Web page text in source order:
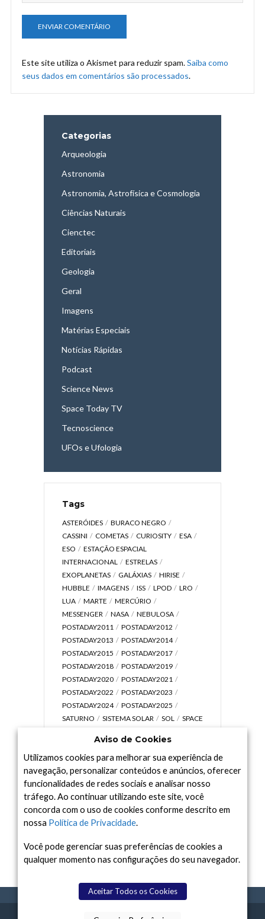
Este site utiliza o Akismet para reduzir spam.Saiba como
seus dados em comentários são processados.
Categorias
Arqueologia
Astronomia
Astronomia, Astrofísica e Cosmologia
Ciências Naturais
Cienctec
Editoriais
Geologia
Geral
Imagens
Matérias Especiais
Notícias Rápidas
Podcast
Science News
Space Today TV
Tecnoscience
UFOs e Ufologia
Tags
ASTERÓIDES
BURACO NEGRO
CASSINI
COMETAS CURIOSITY
ESA
ESO
ESTAÇÃO ESPACIAL
INTERNACIONAL
ESTRELAS
EXOPLANETAS
GALÁXIAS
HIRISE
HUBBLE
IMAGENS ISS LPOD
LRO
LUA
MARTE
MERCÚRIO
MESSENGER
NASA
NEBULOSA
POSTADAY2011
POSTADAY2012
POSTADAY2013
POSTADAY2014
POSTADAY2015
POSTADAY2017
POSTADAY2018
POSTADAY2019
POSTADAY2020
POSTADAY2021
POSTADAY2022
POSTADAY2023
POSTADAY2024
POSTADAY2025
SATURNO
SISTEMA SOLAR SOL
SPACE
UNIVERSO
VÍDEO
Arquivo
Arquivo
Aviso de Cookies
Utilizamos cookies para melhorar sua experiência de
navegação, personalizar conteúdos e anúncios, oferecer
funcionalidades de redes sociais e analisar nosso
tráfego. Ao continuar utilizando este site, você
concorda com o uso de cookies conforme descrito em
nossa Política de Privacidade.
Você pode gerenciar suas preferências de cookies a
qualquer momento nas configurações do seu navegador.
Aceitar Todos os Cookies